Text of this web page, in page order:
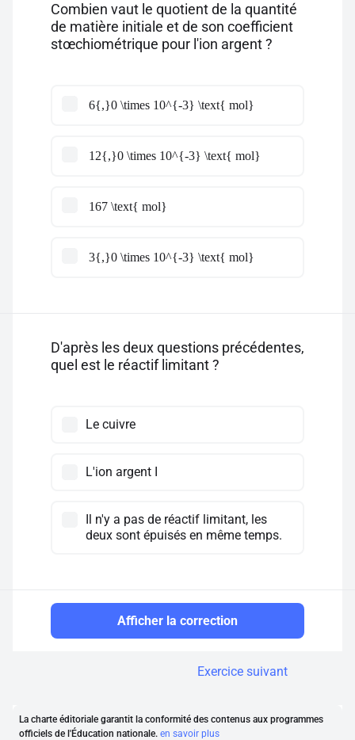
Combien vaut le quotient de la quantité
de matière initiale et de son coefficient
stœchiométrique pour l'ion argent ?
6{,}0 \times 10^{-3} \text{ mol}
12{,}0 \times 10^{-3} \text{ mol}
167 \text{ mol}
3{,}0 \times 10^{-3} \text{ mol}
D'après les deux questions précédentes,
quel est le réactif limitant ?
Le cuivre
L'ion argent I
Il n'y a pas de réactif limitant, les
deux sont épuisés en même temps.
Afficher la correction
Exercice suivant
La charte éditoriale garantit la conformité des contenus aux programmes
officiels de l'Éducation nationale. en savoir plus